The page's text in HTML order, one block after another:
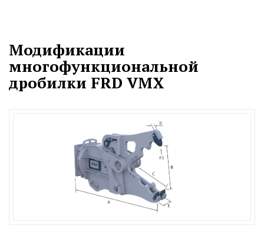
Модификации
многофункциональной
дробилки FRD VMX